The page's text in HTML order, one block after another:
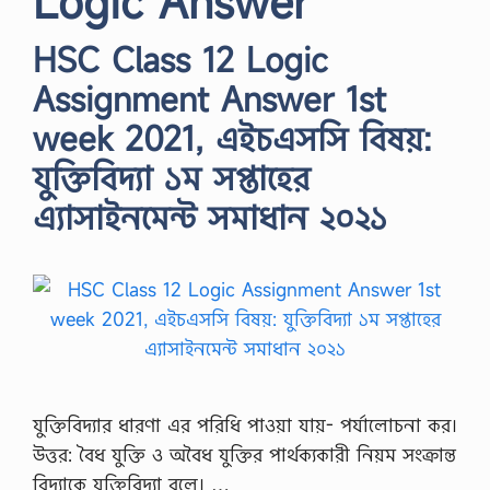
HSC Class 12 Logic
Assignment Answer 1st
week 2021, এইচএসসি বিষয়:
যুক্তিবিদ্যা ১ম সপ্তাহের
এ্যাসাইনমেন্ট সমাধান ২০২১
যুক্তিবিদ্যার ধারণা এর পরিধি পাওয়া যায়- পর্যালোচনা কর।
উত্তর: বৈধ যুক্তি ও অবৈধ যুক্তির পার্থক্যকারী নিয়ম সংক্রান্ত
বিদ্যাকে যুক্তিবিদ্যা বলে। …